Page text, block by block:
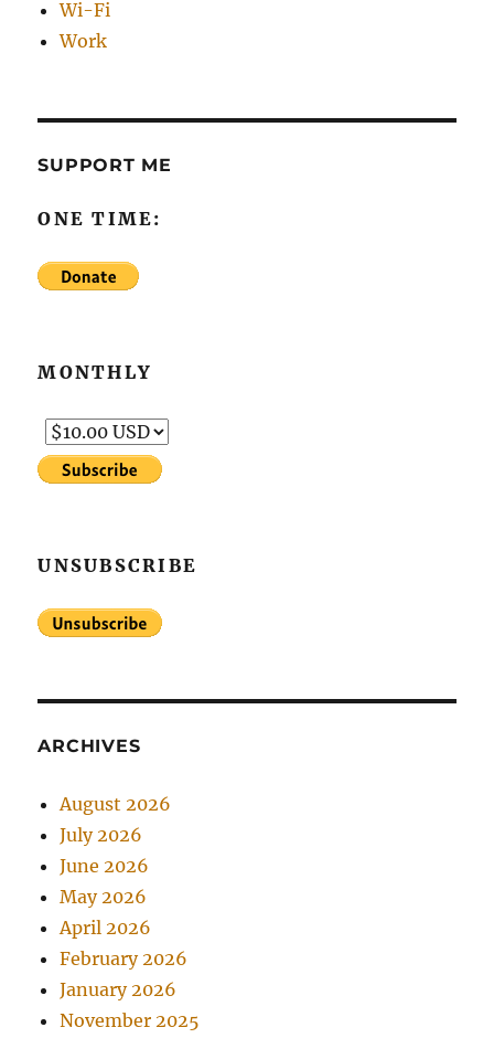
Wi-Fi
Work
SUPPORT ME
ONE TIME:
MONTHLY
UNSUBSCRIBE
ARCHIVES
August 2026
July 2026
June 2026
May 2026
April 2026
February 2026
January 2026
November 2025